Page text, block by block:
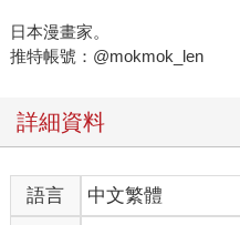
日本漫畫家。
推特帳號：@mokmok_len
詳細資料
語言 中文繁體